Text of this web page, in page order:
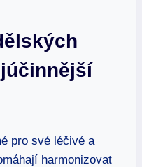
pro své léčivé a
harmonizovat